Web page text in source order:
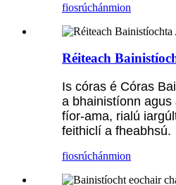
fiosrúchánmion
Réiteach
Is córas é Córas
a bhainistíonn
fíor-ama, rialú
feithiclí a fheabhsú.
fiosrúchánmion